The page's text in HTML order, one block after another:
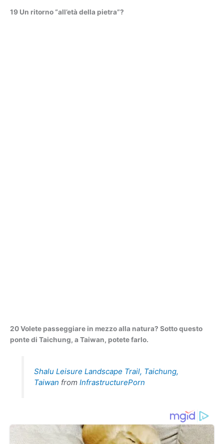
19 Un ritorno “all’età della pietra”?
20 Volete passeggiare in mezzo alla natura? Sotto questo
ponte di Taichung, a Taiwan, potete farlo.
Shalu Leisure Landscape Trail, Taichung,
Taiwan from InfrastructurePorn